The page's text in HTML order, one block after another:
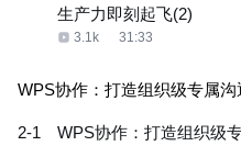
生产力即刻起飞(2)
3.1k 31:33
WPS协作：打造组织级专属沟
2-1
WPS协作：打造组织级